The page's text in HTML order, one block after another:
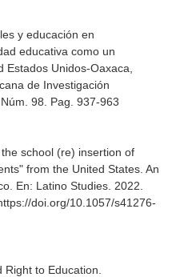
y educación en
educativa como un
Unidos-Oaxaca,
de Investigación
Núm. 98. Pag. 937-963
school (re) insertion of
from the United States. An
En: Latino Studies. 2022.
doi.org/10.1057/s41276-
to Education.